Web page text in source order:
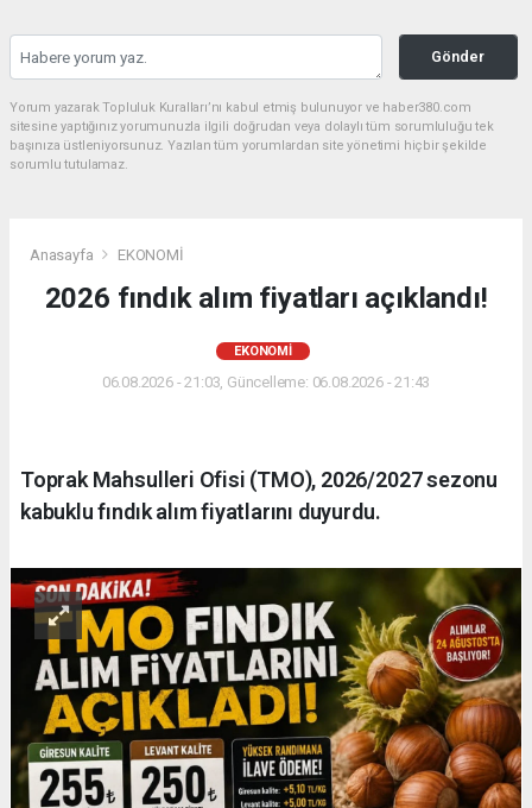
Gönder
Yorum yazarak Topluluk Kuralları’nı kabul etmiş bulunuyor ve haber380.com
sitesine yaptığınız yorumunuzla ilgili doğrudan veya dolaylı tüm sorumluluğu tek
başınıza üstleniyorsunuz. Yazılan tüm yorumlardan site yönetimi hiçbir şekilde
sorumlu tutulamaz.
Anasayfa EKONOMİ
2026 fındık alım fiyatları açıklandı!
EKONOMİ
06.08.2026 - 21:03, Güncelleme: 06.08.2026 - 21:43
Toprak Mahsulleri Ofisi (TMO), 2026/2027 sezonu
kabuklu fındık alım fiyatlarını duyurdu.